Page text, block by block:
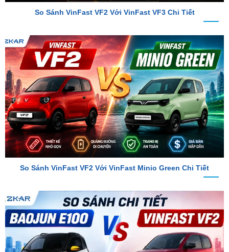
So Sánh VinFast VF2 Với VinFast Minio Green Chi Tiết